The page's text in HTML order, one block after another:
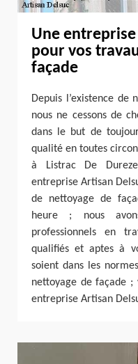
Une
pour vos
façade
Depuis l’existence de
nous ne cessons de
dans le but de
qualité en toutes
à Listrac De
entreprise Artisan
de nettoyage de
heure ; nous
professionnels en
qualifiés et aptes à
soient dans les
nettoyage de façade ;
entreprise Artisan